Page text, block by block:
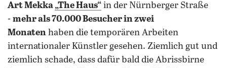
Art Mekka „The Haus“ in der Nürnberger Straße
- mehr als 70.000 Besucher in zwei
Monaten haben die temporären Arbeiten
internationaler Künstler gesehen. Ziemlich gut und
ziemlich schade, dass dafür bald die Abrissbirne